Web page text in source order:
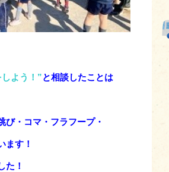
よう！”と相談したことは
び・コマ・フラフープ・
ます！
た！